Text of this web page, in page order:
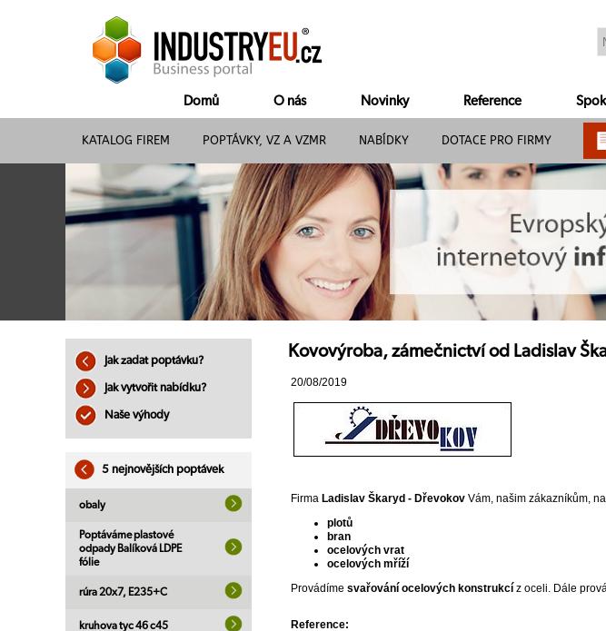
Domů O nás Novinky Reference
KATALOG FIREM POPTÁVKY, VZ A VZMR NABÍDKY DOTACE PRO FIRMY
Jak zadat poptávku?
Jak vytvořit nabídku?
Naše výhody
5 nejnovějších poptávek
obaly
Poptáváme plastové
odpady Balíková LDPE
fólie
rúra 20x7, E235+C
kruhova tyc 46 c45
Kovovýroba, zámečnictví od Ladislav
20/08/2019
Firma Ladislav Škaryd - Dřevokov Vám, našim zákazníkům,
plotů
bran
ocelových vrat
ocelových mříží
Provádíme svařování ocelových konstrukcí z oceli. Dále
Reference: